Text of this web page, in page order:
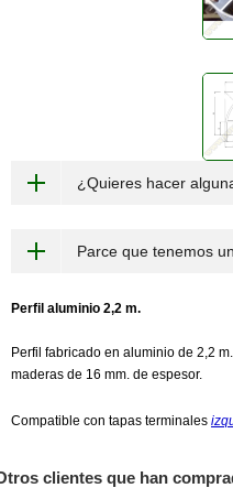
¿Quieres hacer
Parce que tenemos
Perfil aluminio 2,2 m.
Perfil fabricado en aluminio de 2,2
maderas de 16 mm. de espesor.
Compatible con tapas terminales
clientes que han